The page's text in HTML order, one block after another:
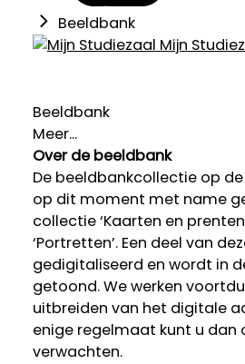
Beeldbank
Mijn
Beeldbank
Meer...
Over de beeldbank
De beeldbankcollectie op
op dit moment met name
collectie ‘Kaarten en
‘Portretten’. Een deel van
gedigitaliseerd en wordt in
getoond. We werken
uitbreiden van het digitale
enige regelmaat kunt u dan
verwachten.